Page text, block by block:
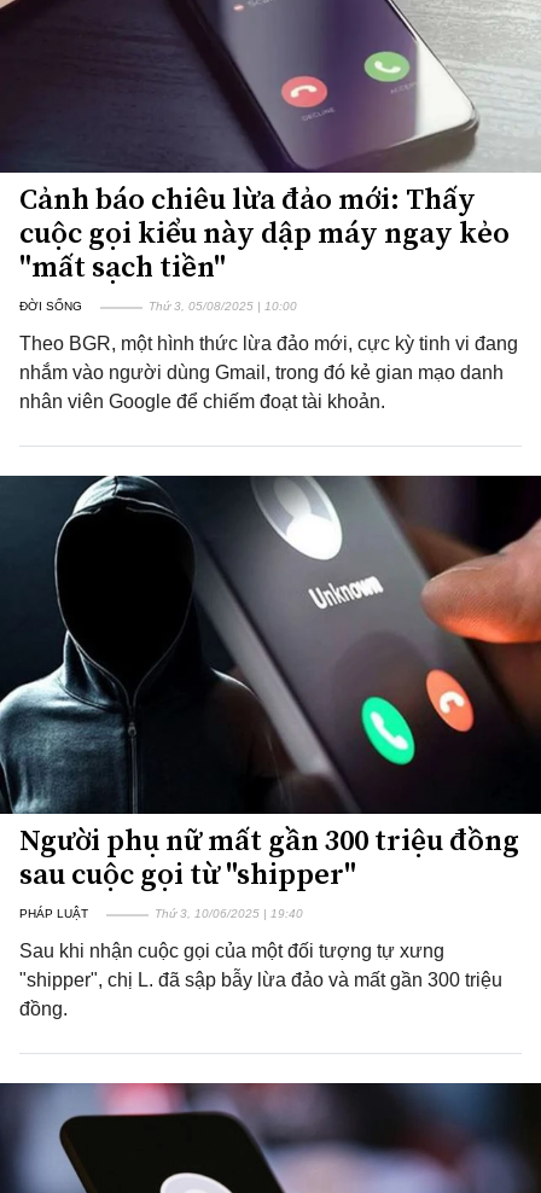
Cảnh báo chiêu lừa đảo mới: Thấy
cuộc gọi kiểu này dập máy ngay kẻo
"mất sạch tiền"
ĐỜI SỐNG Thứ 3, 05/08/2025 | 10:00
Theo BGR, một hình thức lừa đảo mới, cực kỳ tinh vi đang
nhắm vào người dùng Gmail, trong đó kẻ gian mạo danh
nhân viên Google để chiếm đoạt tài khoản.
Người phụ nữ mất gần 300 triệu đồng
sau cuộc gọi từ "shipper"
PHÁP LUẬT Thứ 3, 10/06/2025 | 19:40
Sau khi nhận cuộc gọi của một đối tượng tự xưng
"shipper", chị L. đã sập bẫy lừa đảo và mất gần 300 triệu
đồng.